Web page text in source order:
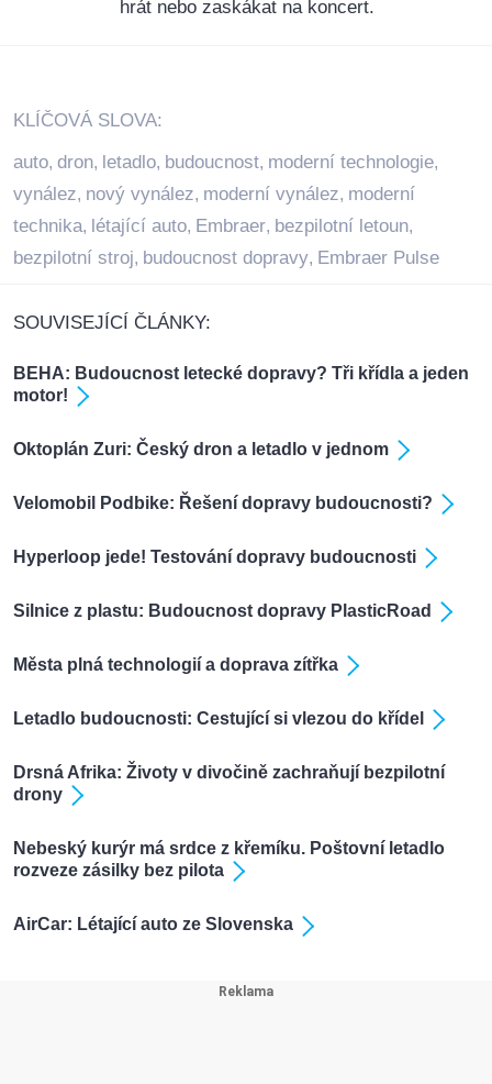
hrát nebo zaskákat na koncert.
KLÍČOVÁ SLOVA:
auto, dron, letadlo, budoucnost, moderní technologie,
vynález, nový vynález, moderní vynález, moderní
technika, létající auto, Embraer, bezpilotní letoun,
bezpilotní stroj, budoucnost dopravy, Embraer Pulse
SOUVISEJÍCÍ ČLÁNKY:
BEHA: Budoucnost letecké dopravy? Tři křídla a jeden
motor!
Oktoplán Zuri: Český dron a letadlo v jednom
Velomobil Podbike: Řešení dopravy budoucnosti?
Hyperloop jede! Testování dopravy budoucnosti
Silnice z plastu: Budoucnost dopravy PlasticRoad
Města plná technologií a doprava zítřka
Letadlo budoucnosti: Cestující si vlezou do křídel
Drsná Afrika: Životy v divočině zachraňují bezpilotní
drony
Nebeský kurýr má srdce z křemíku. Poštovní letadlo
rozveze zásilky bez pilota
AirCar: Létající auto ze Slovenska